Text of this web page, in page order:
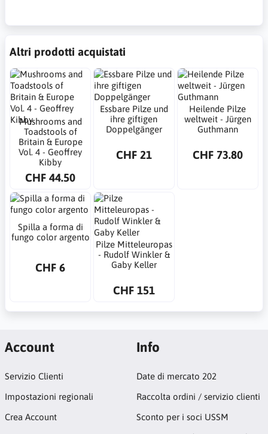
Altri prodotti acquistati
Mushrooms and
Toadstools of
Britain & Europe
Vol. 4 - Geoffrey
Kibby
CHF 44.50
Essbare Pilze und
ihre giftigen
Doppelgänger
CHF 21
Heilende Pilze
weltweit - Jürgen
Guthmann
CHF 73.80
Spilla a forma di
fungo color argento
CHF 6
Pilze Mitteleuropas
- Rudolf Winkler &
Gaby Keller
CHF 151
Account
Servizio Clienti
Impostazioni regionali
Crea Account
Info
Date di mercato 202
Raccolta ordini / servizio clienti
Sconto per i soci USSM